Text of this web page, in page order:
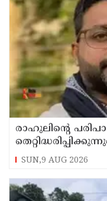
രാഹുലിന്റെ
അന്‍സാരി
SUN,9 AUG 2026